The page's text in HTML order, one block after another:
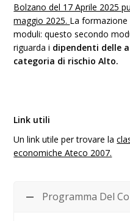
Bolzano del 17 Aprile 2025
maggio 2025. La
moduli: questo secondo
riguarda i dipendenti delle
categoria di rischio Alto.
Link utili
Un link utile per trovare la
economiche Ateco 2007.
Programma Del